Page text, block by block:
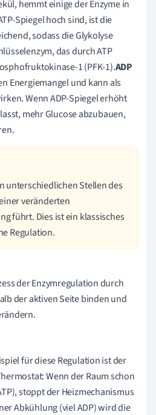
hemmt einige der Enzyme in
Spiegel hoch sind, ist die
sodass die Glykolyse
das durch ATP
1 (PFK-1).ADP
Energiemangel und kann als
Wenn ADP-Spiegel erhöht
mehr Glucose abzubauen,
unterschiedlichen Stellen des
veränderten
führt. Dies ist ein klassisches
Regulation.
der Enzymregulation durch
der aktiven Seite binden und
für diese Regulation ist der
Wenn der Raum schon
stoppt der Heizmechanismus
Abkühlung (viel ADP) wird die